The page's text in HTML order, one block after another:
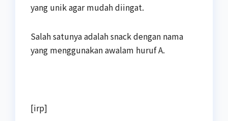
yang unik agar mudah diingat.
Salah satunya adalah snack dengan nama
yang menggunakan awalam huruf A.
[irp]